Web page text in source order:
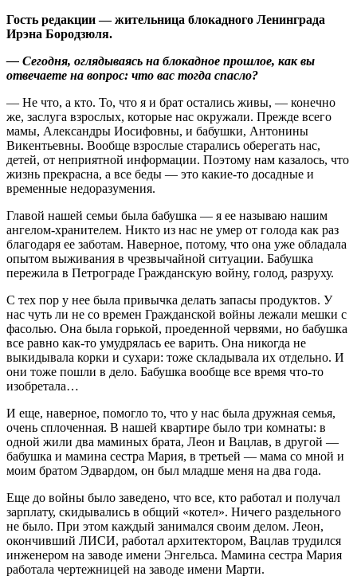
Гость редакции — жительница блокадного Ленинграда
Ирэна Бородзюля.
— Сегодня, оглядываясь на блокадное прошлое, как вы
отвечаете на вопрос: что вас тогда спасло?
— Не что, а кто. То, что я и брат остались живы, — конечно
же, заслуга взрослых, которые нас окружали. Прежде всего
мамы, Александры Иосифовны, и бабушки, Антонины
Викентьевны. Вообще взрослые старались оберегать нас,
детей, от неприятной информации. Поэтому нам казалось, что
жизнь прекрасна, а все беды — это какие‑то досадные и
временные недоразумения.
Главой нашей семьи была бабушка — я ее называю нашим
ангелом-хранителем. Никто из нас не умер от голода как раз
благодаря ее заботам. Наверное, потому, что она уже обладала
опытом выживания в чрезвычайной ситуации. Бабушка
пережила в Петрограде Гражданскую войну, голод, разруху.
С тех пор у нее была привычка делать запасы продуктов. У
нас чуть ли не со времен Гражданской войны лежали мешки с
фасолью. Она была горькой, проеденной червями, но бабушка
все равно как‑то умудрялась ее варить. Она никогда не
выкидывала корки и сухари: тоже складывала их отдельно. И
они тоже пошли в дело. Бабушка вообще все время что‑то
изобретала…
И еще, наверное, помогло то, что у нас была дружная семья,
очень сплоченная. В нашей квартире было три комнаты: в
одной жили два маминых брата, Леон и Вацлав, в другой —
бабушка и мамина сестра Мария, в третьей — мама со мной и
моим братом Эдвардом, он был младше меня на два года.
Еще до войны было заведено, что все, кто работал и получал
зарплату, скидывались в общий «котел». Ничего раздельного
не было. При этом каждый занимался своим делом. Леон,
окончивший ЛИСИ, работал архитектором, Вацлав трудился
инженером на заводе имени Энгельса. Мамина сестра Мария
работала чертежницей на заводе имени Марти.